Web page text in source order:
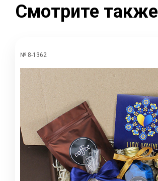
Смотрите также
№ 8-1362